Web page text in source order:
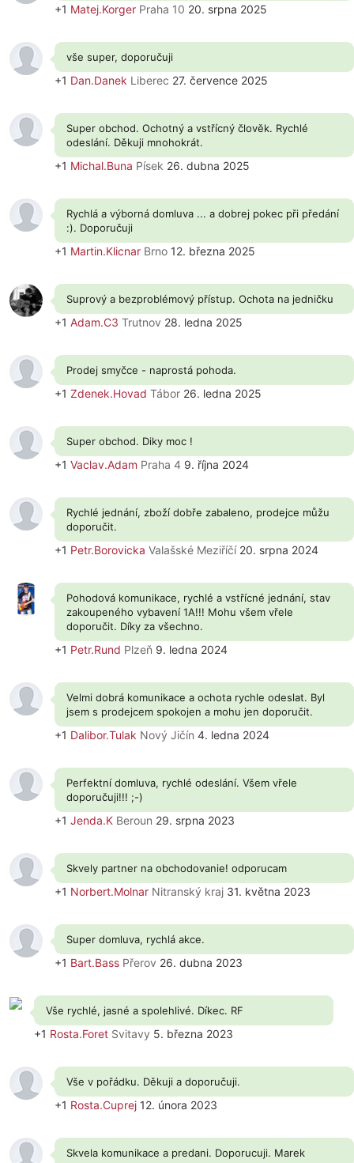
+1 Matej.Korger Praha 10 20. srpna 2025
vše super, doporučuji
+1 Dan.Danek Liberec 27. července 2025
Super obchod. Ochotný a vstřícný člověk. Rychlé
odeslání. Děkuji mnohokrát.
+1 Michal.Buna Písek 26. dubna 2025
Rychlá a výborná domluva ... a dobrej pokec při předání
:). Doporučuji
+1 Martin.Klicnar Brno 12. března 2025
Suprový a bezproblémový přístup. Ochota na jedničku
+1 Adam.C3 Trutnov 28. ledna 2025
Prodej smyčce - naprostá pohoda.
+1 Zdenek.Hovad Tábor 26. ledna 2025
Super obchod. Diky moc !
+1 Vaclav.Adam Praha 4 9. října 2024
Rychlé jednání, zboží dobře zabaleno, prodejce můžu
doporučit.
+1 Petr.Borovicka Valašské Meziříčí20. srpna 2024
Pohodová komunikace, rychlé a vstřícné jednání, stav
zakoupeného vybavení 1A!!! Mohu všem vřele
doporučit. Díky za všechno.
+1 Petr.Rund Plzeň 9. ledna 2024
Velmi dobrá komunikace a ochota rychle odeslat. Byl
jsem s prodejcem spokojen a mohu jen doporučit.
+1 Dalibor.Tulak Nový Jičín 4. ledna 2024
Perfektní domluva, rychlé odeslání. Všem vřele
doporučuji!!! ;-)
+1 Jenda.K Beroun 29. srpna 2023
Skvely partner na obchodovanie! odporucam
+1 Norbert.Molnar Nitranský kraj 31. května 2023
Super domluva, rychlá akce.
+1 Bart.Bass Přerov 26. dubna 2023
Vše rychlé, jasné a spolehlivé. Díkec. RF
+1 Rosta.Foret Svitavy 5. března 2023
Vše v pořádku. Děkuji a doporučuji.
+1 Rosta.Cuprej 12. února 2023
Skvela komunikace a predani. Doporucuji. Marek